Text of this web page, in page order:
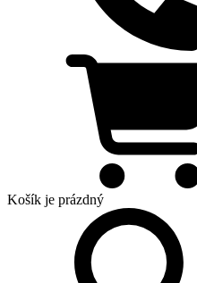
Košík je prázdný